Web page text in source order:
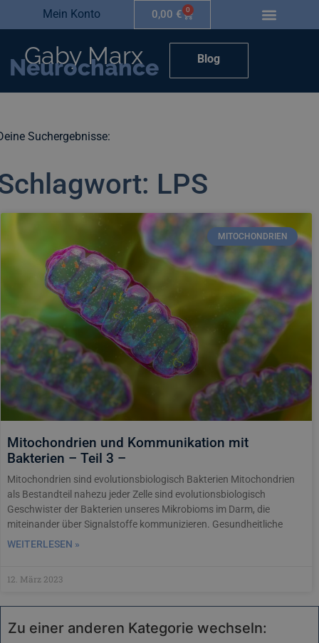
Mein Konto 0,00 € 0
Gaby Marx
Neurochance Blog
Suchergebnisse:
LPS
MITOCHONDRIEN
Mitochondrien und Kommunikation mit
Bakterien – Teil 3 –
Mitochondrien sind evolutionsbiologisch Bakterien Mitochondrien
als Bestandteil nahezu jeder Zelle sind evolutionsbiologisch
Geschwister der Bakterien unseres Mikrobioms im Darm, die
miteinander über Signalstoffe kommunizieren. Gesundheitliche
WEITERLESEN »
12. März 2023
Zu einer anderen Kategorie wechseln: